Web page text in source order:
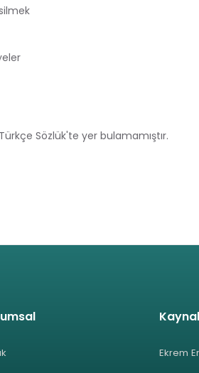
Sözlük'te yer bulamamıştır.
Ekrem